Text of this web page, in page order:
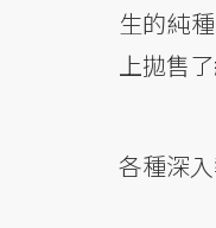
生的純
上拋售
各種深